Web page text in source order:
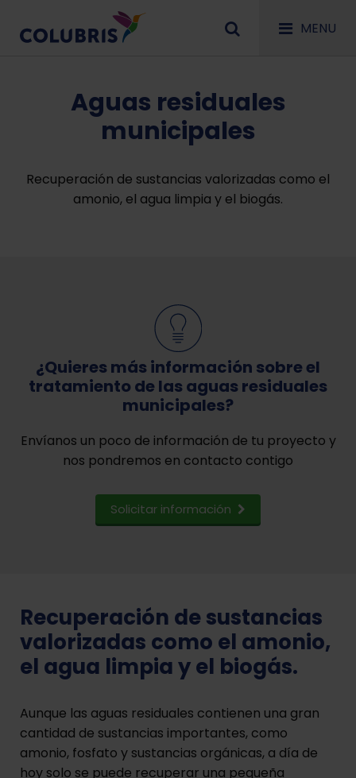
MENU
Aguas residuales
municipales
Recuperación de sustancias valorizadas como el
amonio, el agua limpia y el biogás.
¿Quieres más información sobre el
tratamiento de las aguas residuales
municipales?
Envíanos un poco de información de tu proyecto y
nos pondremos en contacto contigo
Solicitar información
Recuperación de sustancias
valorizadas como el amonio,
el agua limpia y el biogás.
Aunque las aguas residuales contienen una gran
cantidad de sustancias importantes, como
amonio, fosfato y sustancias orgánicas, a día de
hoy solo se puede recuperar una pequeña